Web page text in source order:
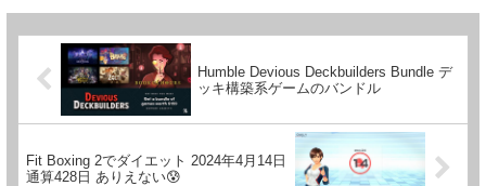
Humble Devious Deckbuilders Bundle デ
ッキ構築系ゲームのバンドル
Fit Boxing 2でダイエット 2024年4月14日
通算428日 ありえない😰